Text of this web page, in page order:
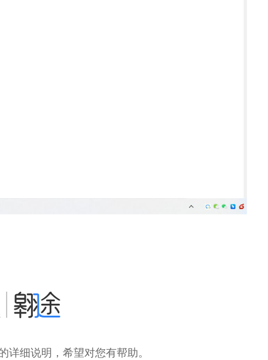
详细说明，希望对您有帮助。